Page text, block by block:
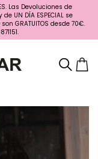
Las Devoluciones de
de UN DÍA ESPECIAL se
GRATUITOS desde 70€.